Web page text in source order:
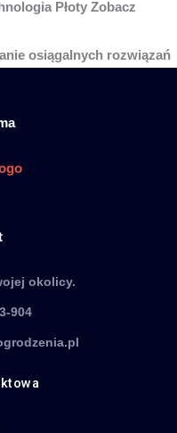
Płoty Zobacz
osiągalnych rozwiązań
okolicy.
904